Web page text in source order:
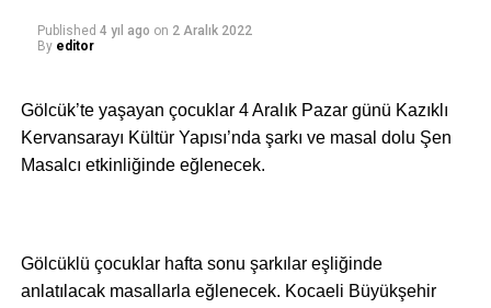
Published 4 yıl ago on 2 Aralık 2022
By editor
Gölcük’te yaşayan çocuklar 4 Aralık Pazar günü Kazıklı
Kervansarayı Kültür Yapısı’nda şarkı ve masal dolu Şen
Masalcı etkinliğinde eğlenecek.
Gölcüklü çocuklar hafta sonu şarkılar eşliğinde
anlatılacak masallarla eğlenecek. Kocaeli Büyükşehir